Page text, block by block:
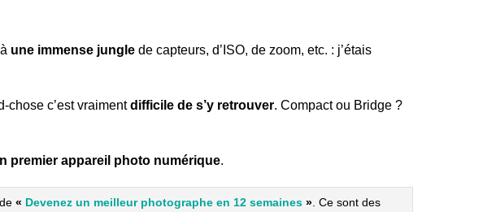
une immense jungle de capteurs, d’ISO, de zoom, etc. : j’étais
chose c’est vraimentdifficile de s’y retrouver. Compact ou Bridge ?
premier appareil photo numérique.
« Devenez un meilleur photographe en 12 semaines». Ce sont des